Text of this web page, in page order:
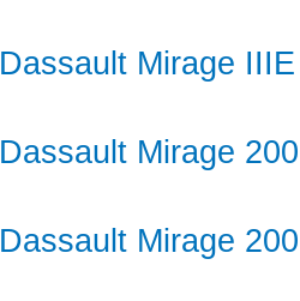
Dassault Mirage IIIE
Dassault Mirage
Dassault Mirage